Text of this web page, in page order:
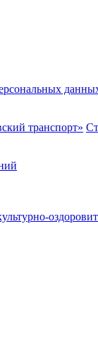
транспорт»